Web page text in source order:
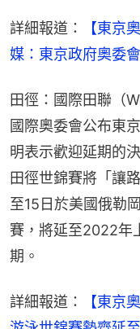
詳細報道：
【東京
媒：東京政府奧委
田徑：國際田聯（
國際奧委會公布東
明表示歡迎延期的
田徑世錦賽將「讓
至15日於美國俄勒
賽，將延至2022年
期。
詳細報道：
【東京